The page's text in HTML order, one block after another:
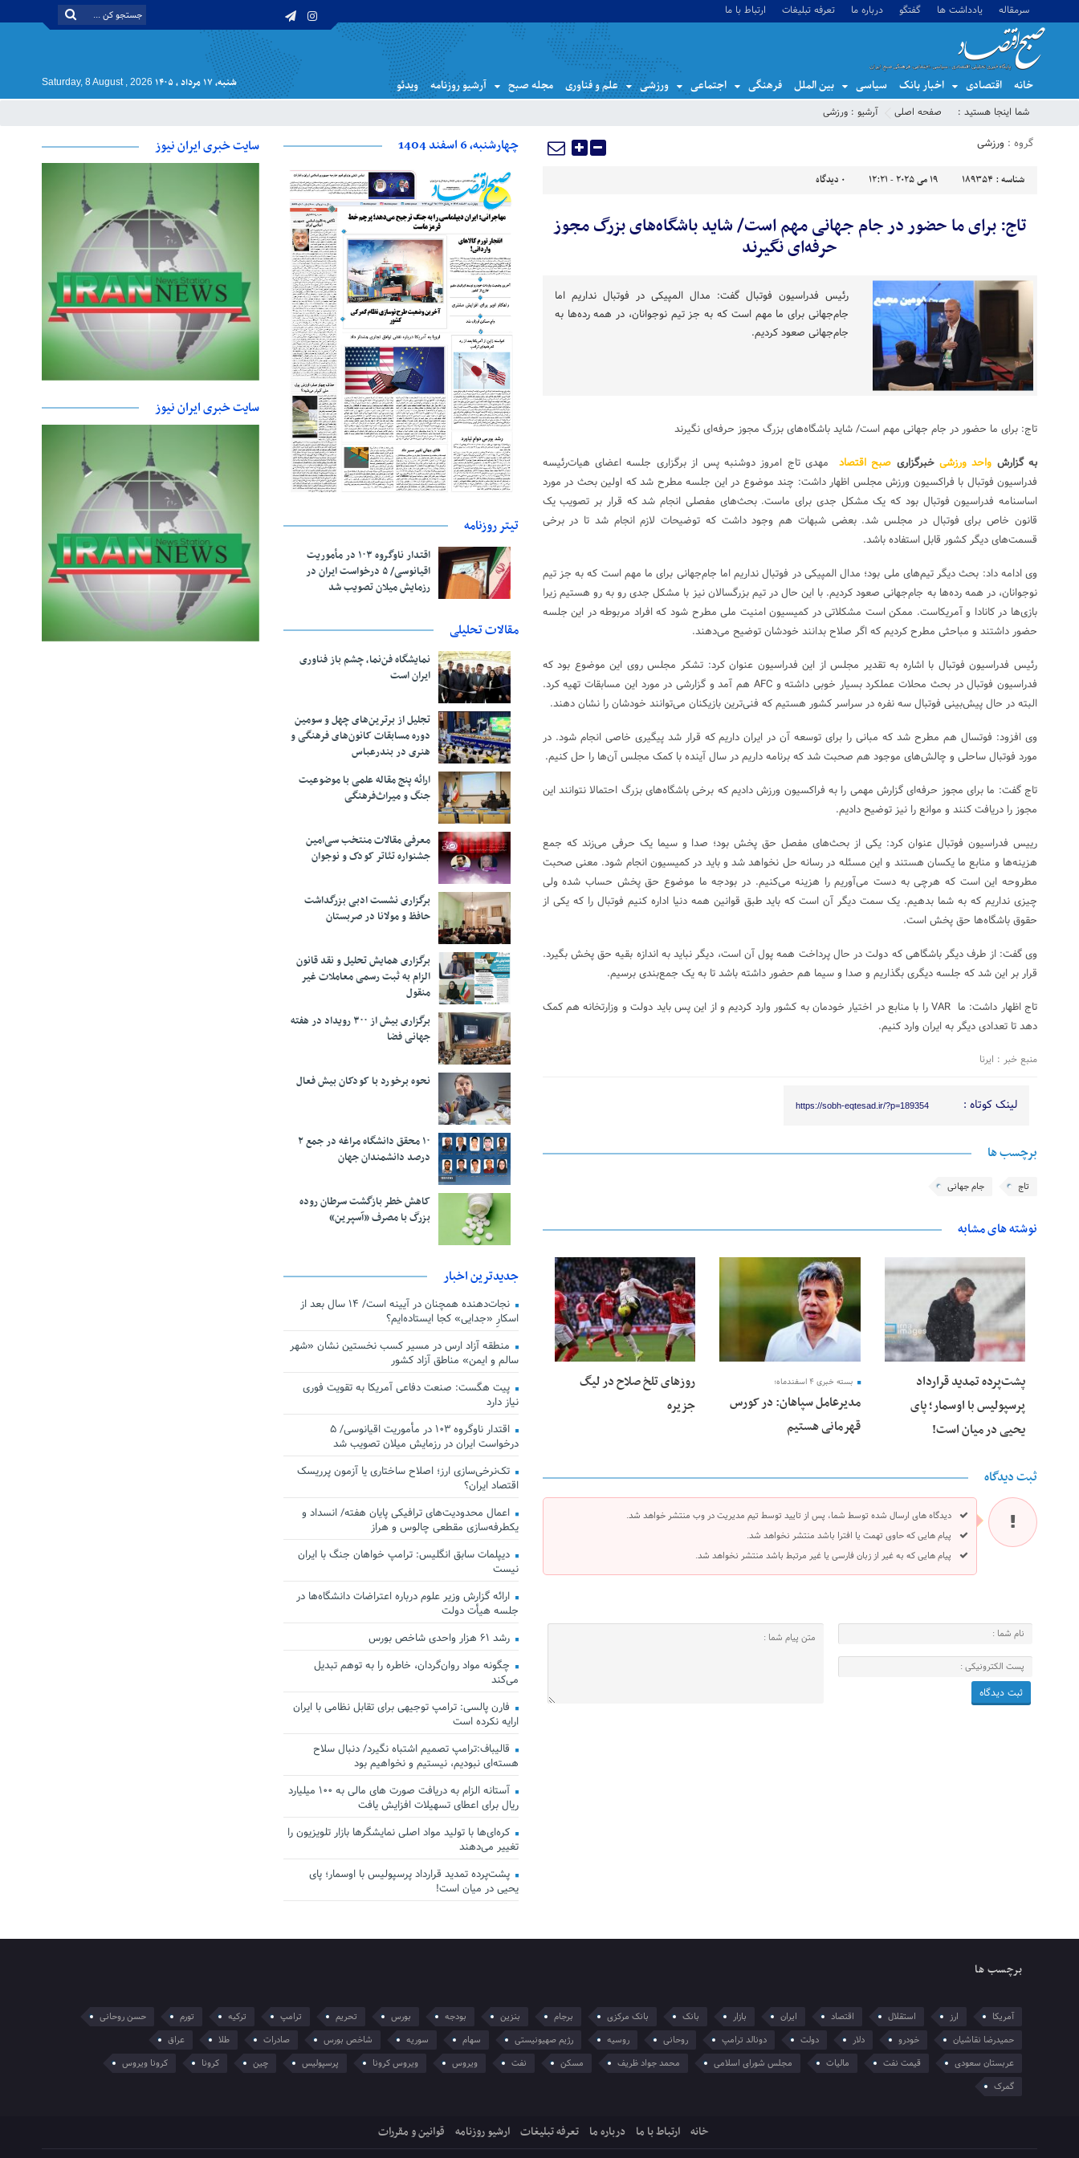
سرمقاله یادداشت ها گفتگو درباره ما تعرفه تبلیغات ارتباط با ما
خانه اقتصادی اخبار بانک سیاسی بین الملل فرهنگی اجتماعی ورزشی علم و فناوری مجله صبح آرشیو روزنامه ویدئو شنبه, ۱۷ مرداد , ۱۴۰۵ Saturday, 8 August , 2026
شما اینجا هستید : صفحه اصلی آرشیو : ورزشی
گروه : ورزشی
شناسه : 189354 19 می 2025 - 12:21 0 دیدگاه
تاج: برای ما حضور در جام جهانی مهم است/ شاید باشگاه‌های بزرگ مجوز
حرفه‌ای نگیرند
رئیس فدراسیون فوتبال گفت: مدال المپیکی در فوتبال نداریم اما
جام‌جهانی برای ما مهم است که به جز تیم نوجوانان، در همه رده‌ها به
جام‌جهانی صعود کردیم.
تاج: برای ما حضور در جام جهانی مهم است/ شاید باشگاه‌های بزرگ مجوز حرفه‌ای نگیرند
به گزارش واحد ورزشی خبرگزاری صبح اقتصاد مهدی تاج امروز دوشنبه پس از برگزاری جلسه اعضای هیات‌رئیسه
فدراسیون فوتبال با فراکسیون ورزش مجلس اظهار داشت: چند موضوع در این جلسه مطرح شد که اولین بحث در مورد
اساسنامه فدراسیون فوتبال بود که یک مشکل جدی برای ماست. بحث‌های مفصلی انجام شد که قرار بر تصویب یک
قانون خاص برای فوتبال در مجلس شد. بعضی شبهات هم وجود داشت که توضیحات لازم انجام شد تا در برخی
قسمت‌های دیگر کشور قابل استفاده باشد.
وی ادامه داد: بحث دیگر تیم‌های ملی بود؛ مدال المپیکی در فوتبال نداریم اما جام‌جهانی برای ما مهم است که به جز تیم
نوجوانان، در همه رده‌ها به جام‌جهانی صعود کردیم. با این حال در تیم بزرگسالان نیز با مشکل جدی رو به رو هستیم زیرا
بازی‌ها در کانادا و آمریکاست. ممکن است مشکلاتی در کمیسیون امنیت ملی مطرح شود که افراد مربوطه در این جلسه
حضور داشتند و مباحثی مطرح کردیم که اگر صلاح بدانند خودشان توضیح می‌دهند.
رئیس فدراسیون فوتبال با اشاره به تقدیر مجلس از این فدراسیون عنوان کرد: تشکر مجلس روی این موضوع بود که
فدراسیون فوتبال در بحث محلات عملکرد بسیار خوبی داشته و AFC هم آمد و گزارشی در مورد این مسابقات تهیه کرد.
البته در حال پیش‌بینی فوتبال سه نفره در سراسر کشور هستیم که فنی‌ترین بازیکنان می‌توانند خودشان را نشان دهند.
وی افزود: فوتسال هم مطرح شد که مبانی را برای توسعه آن در ایران داریم که قرار شد پیگیری خاصی انجام شود. در
مورد فوتبال ساحلی و چالش‌های موجود هم صحبت شد که برنامه داریم در سال آینده با کمک مجلس آن‌ها را حل کنیم.
تاج گفت: ما برای مجوز حرفه‌ای گزارش مهمی را به فراکسیون ورزش دادیم که برخی باشگاه‌های بزرگ احتمالا نتوانند این
مجوز را دریافت کنند و موانع را نیز توضیح دادیم.
رییس فدراسیون فوتبال عنوان کرد: یکی از بحث‌های مفصل حق پخش بود؛ صدا و سیما یک حرفی می‌زند که جمع
هزینه‌ها و منابع ما یکسان هستند و این مسئله در رسانه حل نخواهد شد و باید در کمیسیون انجام شود. معنی صحبت
مطروحه این است که هرچی به دست می‌آوریم را هزینه می‌کنیم. در بودجه ما موضوع حق پخش حساب شده ولی
چیزی نداریم که به شما بدهیم. یک سمت دیگر آن است که باید طبق قوانین همه دنیا اداره کنیم فوتبال را که یکی از
حقوق باشگاه‌ها حق پخش است.
وی گفت: از طرف دیگر باشگاهی که دولت در حال پرداخت همه پول آن است، دیگر نباید به اندازه بقیه حق پخش بگیرد.
قرار بر این شد که جلسه دیگری بگذاریم و صدا و سیما هم حضور داشته باشد تا به یک جمع‌بندی برسیم.
تاج اظهار داشت: ما VAR را با منابع در اختیار خودمان به کشور وارد کردیم و از این پس باید دولت و وزارتخانه هم کمک
دهد تا تعدادی دیگر به ایران وارد کنیم.
منبع خبر : ایرنا
لینک کوتاه : https://sobh-eqtesad.ir/?p=189354
برچسب ها
تاج جام جهانی
نوشته های مشابه
پشت‌پرده تمدید قرارداد
پرسپولیس با اوسمار؛ پای
یحیی در میان است!
24 فوریه 2026
بسته خبری ۴ اسفندماه؛
مدیرعامل سپاهان: در کورس
قهرمانی هستیم
23 فوریه 2026
روزهای تلخ صلاح در لیگ
جزیره
ثبت دیدگاه
دیدگاه های ارسال شده توسط شما، پس از تایید توسط تیم مدیریت در وب منتشر خواهد شد.
پیام هایی که حاوی تهمت یا افترا باشد منتشر نخواهد شد.
پیام هایی که به غیر از زبان فارسی یا غیر مرتبط باشد منتشر نخواهد شد.
چهارشنبه، 6 اسفند 1404
تیتر روزنامه
اقتدار ناوگروه ۱۰۳ در مأموریت‌
اقیانوسی/ ۵ درخواست ایران در
رزمایش میلان تصویب شد
مقالات تحلیلی
نمایشگاه فن‌نما، چشم باز فناوری
ایران است
تجلیل از بر‌ترین‌های چهل و سومین
دوره مسابقات کانون‌های فرهنگی و
هنری در بندرعباس
ارائه پنج مقاله علمی با موضوعیت
جنگ و میراث‌فرهنگی
معرفی مقالات منتخب سی‌امین
جشنواره تئاتر کودک و نوجوان
برگزاری نشست ادبی بزرگداشت
حافظ و مولانا در صربستان
برگزاری همایش تحلیل و نقد قانون
الزام به ثبت رسمی معاملات غیر
منقول
برگزاری بیش از ۳۰۰ رویداد در هفته
جهانی فضا
نحوه برخورد با کودکان بیش فعال
۱۰ محقق دانشگاه مراغه در جمع ۲
درصد دانشمندان جهان
کاهش خطر بازگشت سرطان روده
بزرگ با مصرف «آسپرین»
جدیدترین اخبار
نجات‌دهنده‌ همچنان در آیینه است/ ۱۴ سال بعد از
اسکارِ «جدایی» کجا ایستاده‌ایم؟
منطقه آزاد ارس در مسیر کسب نخستین نشان «شهر
سالم و ایمن» مناطق آزاد کشور
پیت هگست: صنعت دفاعی آمریکا به تقویت فوری
نیاز دارد
اقتدار ناوگروه ۱۰۳ در مأموریت‌ اقیانوسی/ ۵
درخواست ایران در رزمایش میلان تصویب شد
تک‌نرخی‌سازی ارز؛ اصلاح ساختاری یا آزمون پرریسک
اقتصاد ایران؟
اعمال محدودیت‌های ترافیکی پایان هفته/ انسداد و
یکطرفه‌سازی مقطعی چالوس و هراز
دیپلمات سابق انگلیس:‌ ترامپ خواهان جنگ با ایران
نیست
ارائه گزارش وزیر علوم درباره اعتراضات دانشگاه‌ها در
جلسه هیأت دولت
رشد ۶۱ هزار واحدی شاخص بورس
چگونه مواد روان‌گردان، خاطره را به توهم تبدیل
می‌کند
فارن پالسی: ترامپ توجیهی برای تقابل نظامی با ایران
ارایه نکرده است
قالیباف:ترامپ تصمیم اشتباه نگیرد/ دنبال سلاح
هسته‌ای نبودیم، نیستیم و نخواهیم بود
آستانه الزام به دریافت صورت های مالی به ۱۰۰ میلیارد
ریال برای اعطای تسهیلات افزایش یافت
کره‌ای‌ها با تولید مواد اصلی نمایشگرها بازار تلویزیون را
تغییر می‌دهند
پشت‌پرده تمدید قرارداد پرسپولیس با اوسمار؛ پای
یحیی در میان است!
سایت خبری ایران نیوز
سایت خبری ایران نیوز
برچسب ها
آمریکا ارز استقلال اقتصاد ایران بازار بانک بانک مرکزی برجام بنزین بودجه بورس تحریم ترامپ ترکیه تورم
حسن روحانی
حمیدرضا نقاشیان
خودرو دلار دولت دونالد ترامپ روحانی روسیه رژیم صهیونیستی سهام سوریه شاخص بورس صادرات طلا
عراق
عربستان سعودی
قیمت نفت مالیات مجلس شورای اسلامی محمد جواد ظریف مسکن نفت ویروس ویروس کرونا پرسپولیس چین کرونا
کرونا ویروس
گمرک
خانه ارتباط با ما درباره ما تعرفه تبلیغات ارشیو روزنامه قوانین و مقررات